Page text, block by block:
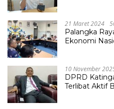
21 Maret 2024
Palangka
Ekonomi
10 November
DPRD
Terlibat Aktif